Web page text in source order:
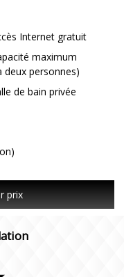
Internet gratuit
maximum
deux personnes)
de bain privée
prix